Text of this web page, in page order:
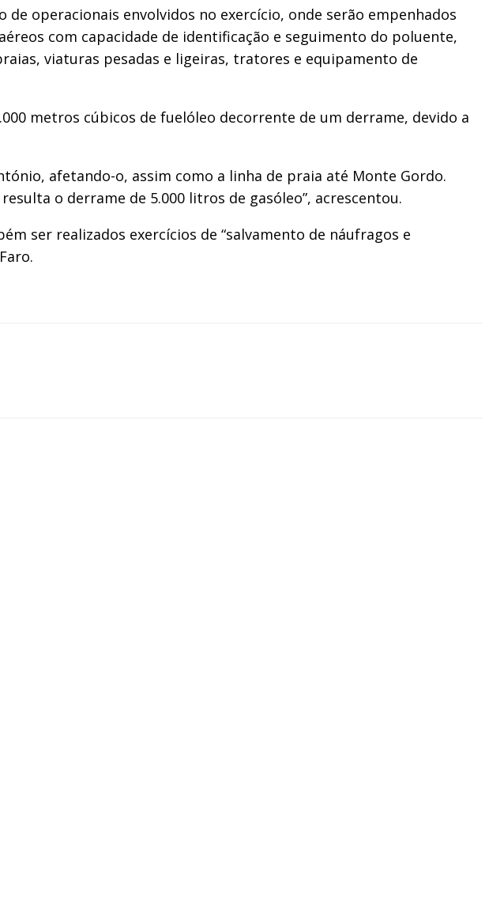
operacionais envolvidos no exercício, onde serão empenhados
com capacidade de identificação e seguimento do poluente,
viaturas pesadas e ligeiras, tratores e equipamento de
metros cúbicos de fuelóleo decorrente de um derrame, devido a
afetando-o, assim como a linha de praia até Monte Gordo.
o derrame de 5.000 litros de gasóleo”, acrescentou.
ser realizados exercícios de “salvamento de náufragos e